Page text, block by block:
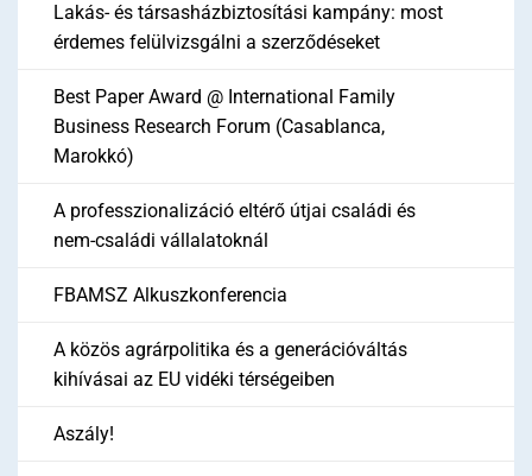
Lakás- és társasházbiztosítási kampány: most
érdemes felülvizsgálni a szerződéseket
Best Paper Award @ International Family
Business Research Forum (Casablanca,
Marokkó)
A professzionalizáció eltérő útjai családi és
nem-családi vállalatoknál
FBAMSZ Alkuszkonferencia
A közös agrárpolitika és a generációváltás
kihívásai az EU vidéki térségeiben
Aszály!